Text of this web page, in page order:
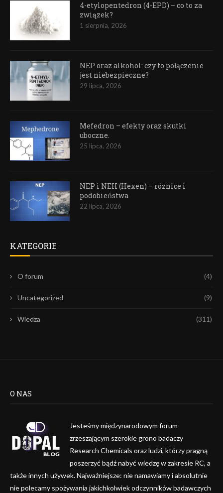
4-etylopentedron (4-EPD) – co to za
związek?
1 sierpnia, 2026
NEP oraz alkohol: czy to połączenie
jest niebezpieczne?
29 lipca, 2026
Mefedron – efekty oraz skutki
uboczne.
25 lipca, 2026
NEP i NEH (Hexen) – róznice i
podobieństwa
22 lipca, 2026
KATEGORIE
O forum (4)
Uncategorized (9)
Wiedza (311)
O NAS
Jesteśmy międzynarodowym forum
zrzeszającym szerokie grono badaczy
Research Chemicals oraz ludzi, którzy pragną
poszerzyć bądź nabyć wiedzę w zakresie RC, a
także innych używek. Najważniejsze: nie namawiamy i absolutnie
nie polecamy spożywania jakichkolwiek odczynników badawczych